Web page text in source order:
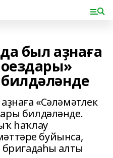
был аҙнаға
«Сәләмәтлек
билдәләнде.
һаҡлау
буйынса,
алты